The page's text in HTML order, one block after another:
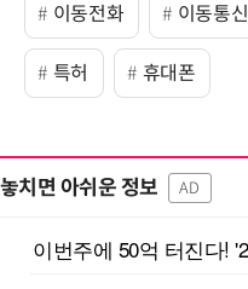
이동전화 이동통신
특허 휴대폰
놓치면 아쉬운 정보 AD